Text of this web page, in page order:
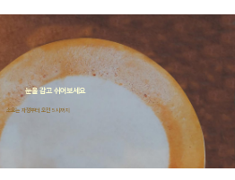
눈을 감고 쉬어보세요
소요는 자정부터 오전 5시까지